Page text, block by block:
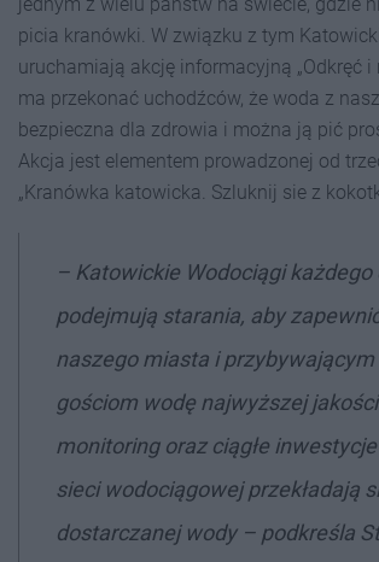
picia kranówki. W związku z tym
uruchamiają akcję informacyjną „Odkręć i
ma przekonać uchodźców, że woda z
bezpieczna dla zdrowia i można ją pić
Akcja jest elementem prowadzonej od
„Kranówka katowicka. Szluknij sie z
– Katowickie Wodociągi każdego
podejmują starania, aby
naszego miasta i przybywającym
gościom wodę najwyższej
monitoring oraz ciągłe
sieci wodociągowej przekładają
dostarczanej wody– podkreśla